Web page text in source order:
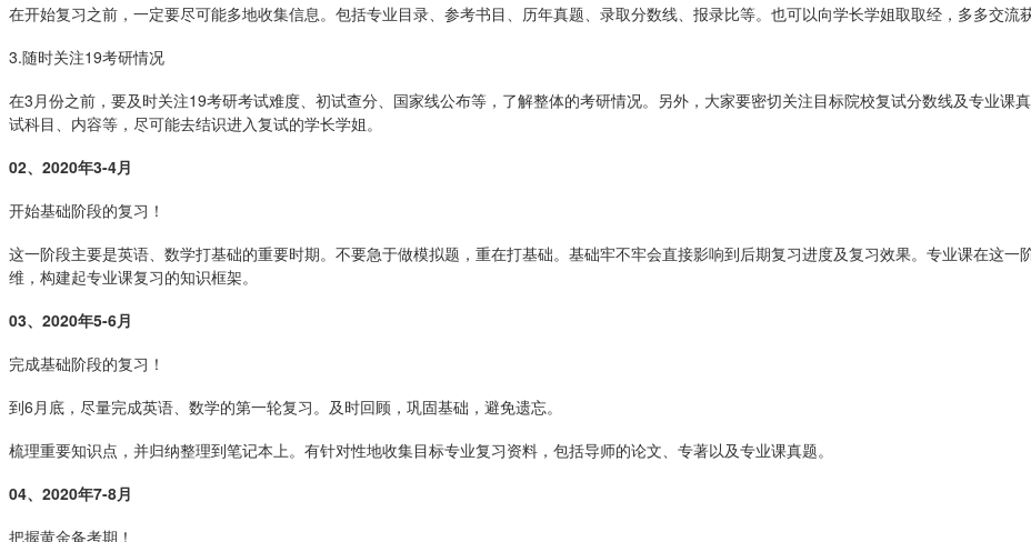
在开始复习之前，一定要尽可能多地收集信息。包括专业目录、参考书目、历年真题、录取分数线、报录比等。也可以向学长学姐取取经，多多交流
3.随时关注19考研情况
在3月份之前，要及时关注19考研考试难度、初试查分、国家线公布等，了解整体的考研情况。另外，大家要密切关注目标院校复试分数线及专业课
试科目、内容等，尽可能去结识进入复试的学长学姐。
02、 2020年3-4月
开始基础阶段的复习！
这一阶段主要是英语、数学打基础的重要时期。不要急于做模拟题，重在打基础。基础牢不牢会直接影响到后期复习进度及复习效果。专业课在这
维，构建起专业课复习的知识框架。
03、 2020年5-6月
完成基础阶段的复习！
到6月底，尽量完成英语、数学的第一轮复习。及时回顾，巩固基础，避免遗忘。
梳理重要知识点，并归纳整理到笔记本上。有针对性地收集目标专业复习资料，包括导师的论文、专著以及专业课真题。
04、 2020年7-8月
把握黄金备考期！